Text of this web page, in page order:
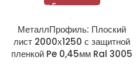
МеталлПрофиль: Плоский
лист 2000х1250 с защитной
пленкой Pe 0,45мм Ral 3005